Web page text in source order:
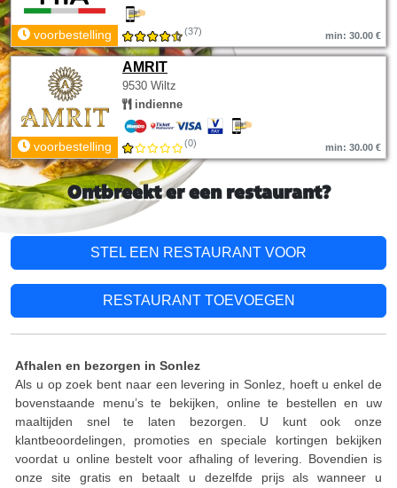
voorbestelling (37) min: 30.00 €
AMRIT
9530 Wiltz
indienne
voorbestelling (0) min: 30.00 €
Ontbreekt er een restaurant?
STEL EEN RESTAURANT VOOR
RESTAURANT TOEVOEGEN
Afhalen en bezorgen in Sonlez
Als u op zoek bent naar een levering in Sonlez, hoeft u enkel de
bovenstaande menu’s te bekijken, online te bestellen en uw
maaltijden snel te laten bezorgen. U kunt ook onze
klantbeoordelingen, promoties en speciale kortingen bekijken
voordat u online bestelt voor afhaling of levering. Bovendien is
onze site gratis en betaalt u dezelfde prijs als wanneer u